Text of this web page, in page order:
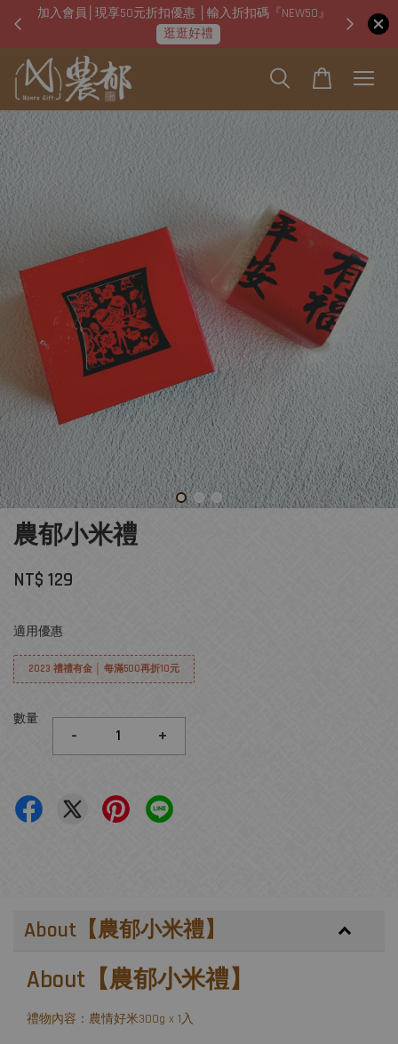
加入會員│現享50元折扣優惠 │輸入折扣碼『NEW50』
逛逛好禮
即日
農郁小米禮
NT$ 129
適用優惠
2023 禮禮有金 │ 每滿500再折10元
數量
- +
About【農郁小米禮】
About【農郁小米禮】
禮物內容：農情好米300g x 1入